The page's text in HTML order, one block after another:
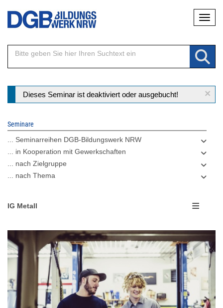
Direkt
Inhalt
×
Statusmeldung
Dieses Seminar ist deaktiviert oder ausgebucht!
Seminare
... Seminarreihen DGB-Bildungswerk NRW
... in Kooperation mit Gewerkschaften
... nach Zielgruppe
... nach Thema
IG Metall